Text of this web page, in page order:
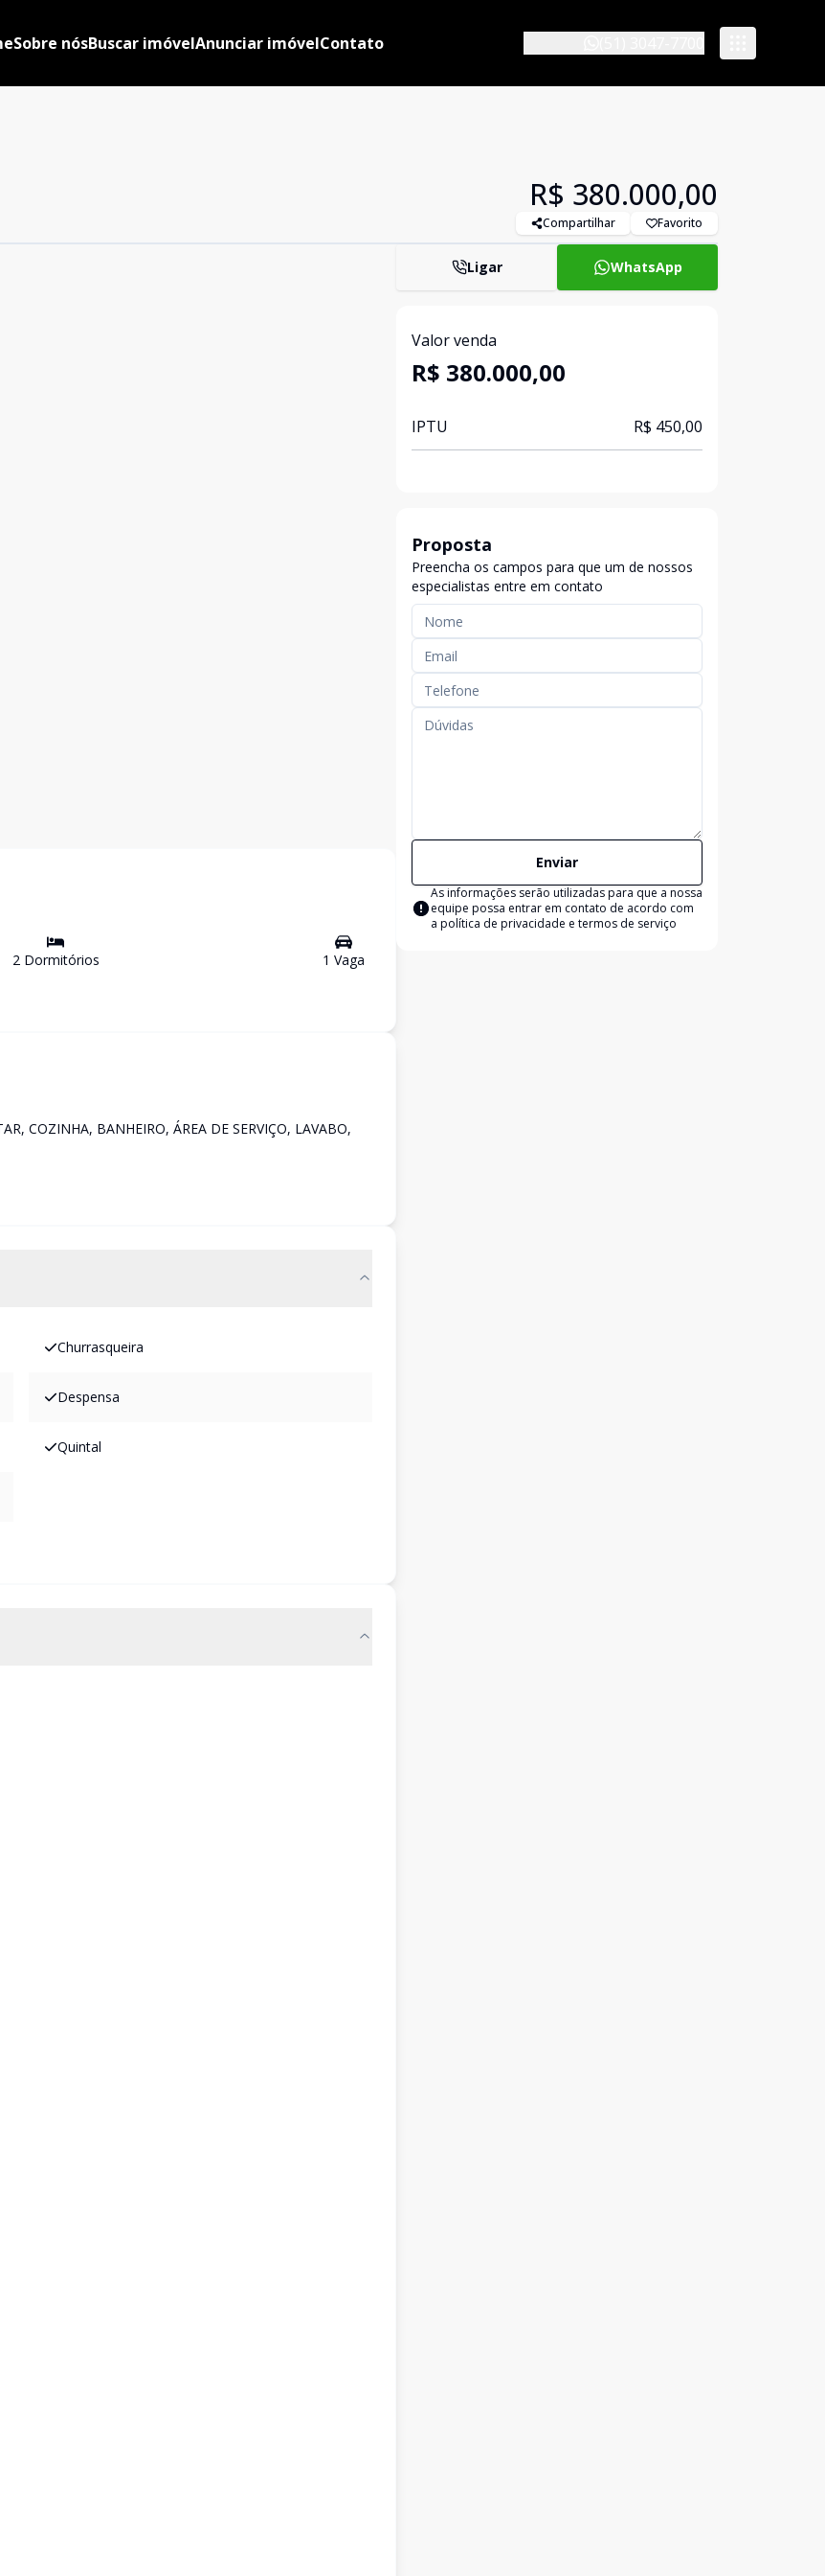
Sobre nósBuscar imóvelAnunciar imóvelContato
R$ 380.000,00
Compartilhar Favorito
2Dormitórios 1 Vaga
COZINHA, BANHEIRO, ÁREA DE SERVIÇO, LAVABO,
Churrasqueira
Despensa
Quintal
Ligar WhatsApp
Valor venda
R$ 380.000,00
IPTU R$ 450,00
Proposta
Preencha os campos para que um de nossos
especialistas entre em contato
Enviar
As informações serão utilizadas para que a nossa
equipe possa entrar em contato de acordo com
a política de privacidade e termos de serviço